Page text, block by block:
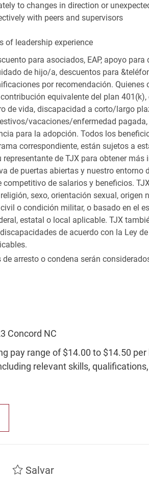
to changes in direction or
with peers and supervisors
of leadership experience
para asociados, EAP, apoyo
de hijo/a, descuentos para
por recomendación.
equivalente del plan
de vida, discapacidad a corto/largo
vacaciones/enfermedad
para la adopción. Todos los
correspondiente, están sujetos a
de TJX para obtener más
de puertas abiertas y nuestro
competitivo de salarios y beneficios.
sexo, orientación sexual, origen
o condición militar, o basado en el
estatal o local aplicable. TJX
de acuerdo con la Ley
arresto o condena serán
Concord NC
pay range of $14.00 to $14.50
relevant skills,
Salvar